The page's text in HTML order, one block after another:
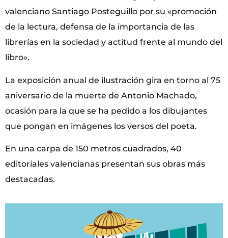
valenciano Santiago Posteguillo por su «promoción
de la lectura, defensa de la importancia de las
librerías en la sociedad y actitud frente al mundo del
libro».
La exposición anual de ilustración gira en torno al 75
aniversario de la muerte de Antonio Machado,
ocasión para la que se ha pedido a los dibujantes
que pongan en imágenes los versos del poeta.
En una carpa de 150 metros cuadrados, 40
editoriales valencianas presentan sus obras más
destacadas.